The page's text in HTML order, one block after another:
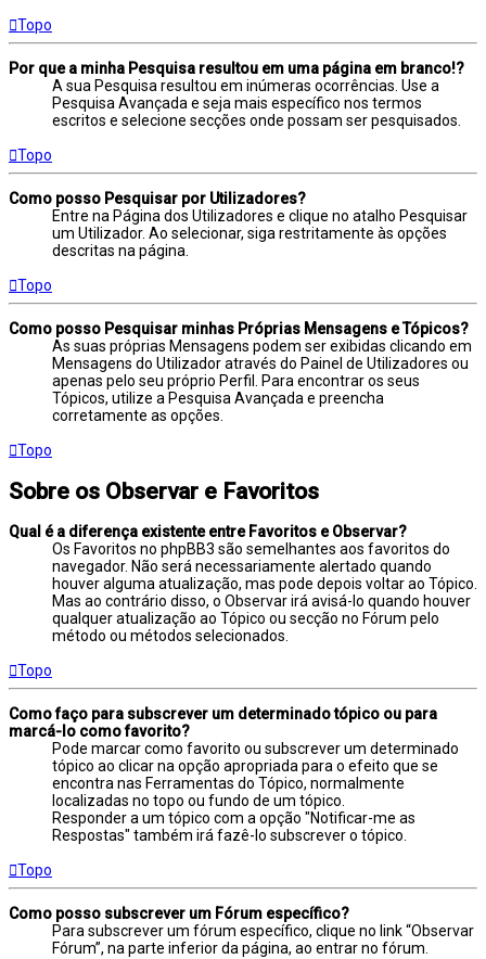
Topo
Por que a minha Pesquisa resultou em uma página em branco!?
A sua Pesquisa resultou em inúmeras ocorrências. Use a
Pesquisa Avançada e seja mais específico nos termos
escritos e selecione secções onde possam ser pesquisados.
Topo
Como posso Pesquisar por Utilizadores?
Entre na Página dos Utilizadores e clique no atalho Pesquisar
um Utilizador. Ao selecionar, siga restritamente às opções
descritas na página.
Topo
Como posso Pesquisar minhas Próprias Mensagens e Tópicos?
As suas próprias Mensagens podem ser exibidas clicando em
Mensagens do Utilizador através do Painel de Utilizadores ou
apenas pelo seu próprio Perfil. Para encontrar os seus
Tópicos, utilize a Pesquisa Avançada e preencha
corretamente as opções.
Topo
Sobre os Observar e Favoritos
Qual é a diferença existente entre Favoritos e Observar?
Os Favoritos no phpBB3 são semelhantes aos favoritos do
navegador. Não será necessariamente alertado quando
houver alguma atualização, mas pode depois voltar ao Tópico.
Mas ao contrário disso, o Observar irá avisá-lo quando houver
qualquer atualização ao Tópico ou secção no Fórum pelo
método ou métodos selecionados.
Topo
Como faço para subscrever um determinado tópico ou para
marcá-lo como favorito?
Pode marcar como favorito ou subscrever um determinado
tópico ao clicar na opção apropriada para o efeito que se
encontra nas Ferramentas do Tópico, normalmente
localizadas no topo ou fundo de um tópico.
Responder a um tópico com a opção "Notificar-me as
Respostas" também irá fazê-lo subscrever o tópico.
Topo
Como posso subscrever um Fórum específico?
Para subscrever um fórum específico, clique no link “Observar
Fórum”, na parte inferior da página, ao entrar no fórum.